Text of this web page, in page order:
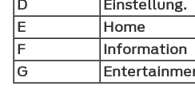
D
Einstellung.
E
Home
F
Information
G